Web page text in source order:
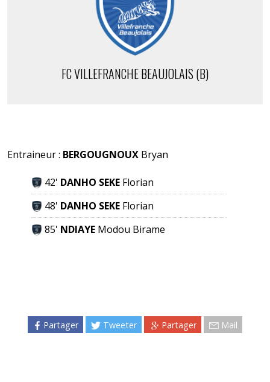
FC VILLEFRANCHE BEAUJOLAIS (B)
Entraineur : BERGOUGNOUX Bryan
42' DANHO SEKE Florian
48' DANHO SEKE Florian
85' NDIAYE Modou Birame
Partager Tweeter Partager Mail